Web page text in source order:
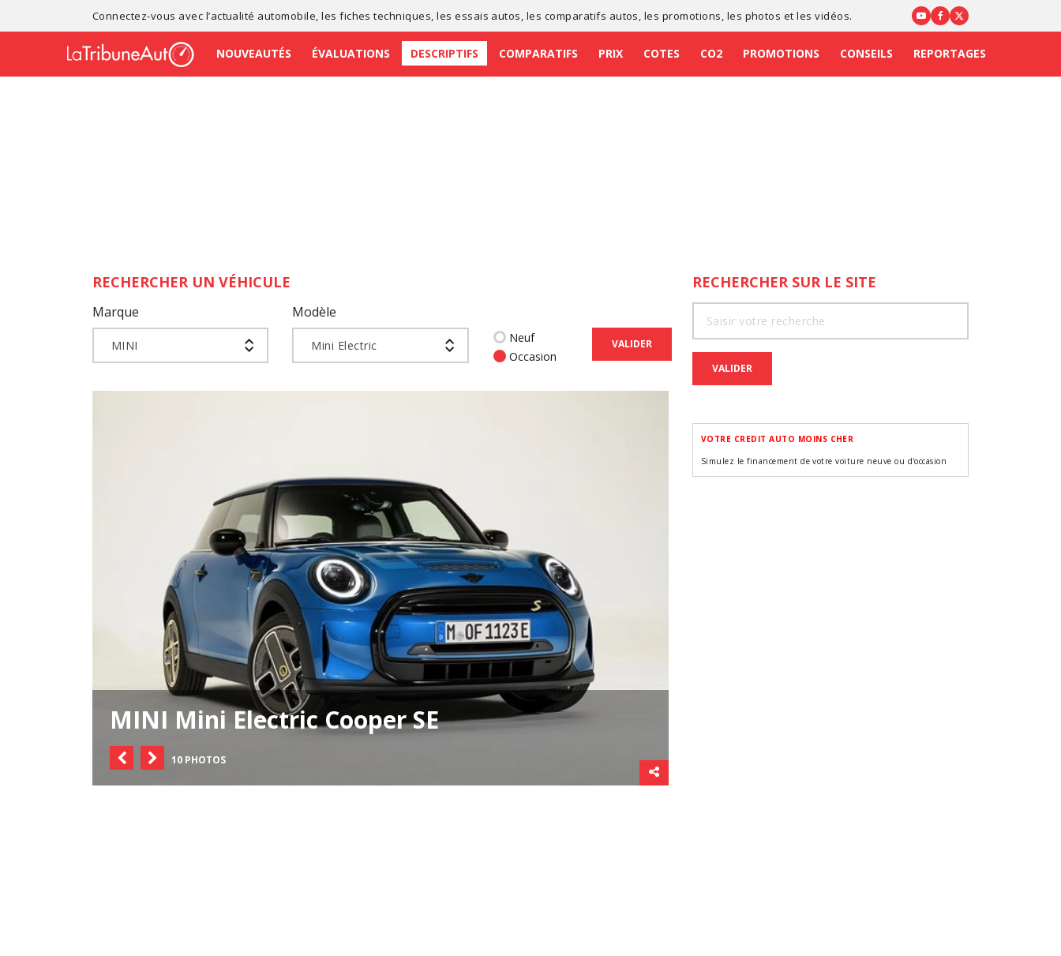
Connectez-vous avec l’actualité automobile , lesfiches techniques , lesessais autos , les comparatifs autos , les promotions , les photos et les vidéos.
NOUVEAUTÉS ÉVALUATIONS DESCRIPTIFS COMPARATIFS PRIX COTES CO2 PROMOTIONS CONSEILS REPORTAGES
RECHERCHER UN VÉHICULE
Marque
MINI
Modèle
Mini Electric
Neuf
Occasion
VALIDER
MINI Mini Electric Cooper SE
10 PHOTOS
RECHERCHER SUR LE SITE
VALIDER
VOTRE CREDIT AUTO MOINS CHER
Simulez le financement de votre voiture neuve ou d'occasion